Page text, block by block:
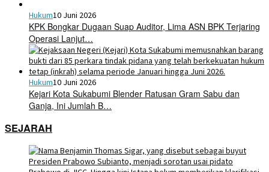
Hukum10 Juni 2026
KPK Bongkar Dugaan Suap Auditor, Lima ASN BPK Terjaring
Operasi Lanjut…
Hukum10 Juni 2026
Kejari Kota Sukabumi Blender Ratusan Gram Sabu dan
Ganja, Ini Jumlah B…
SEJARAH